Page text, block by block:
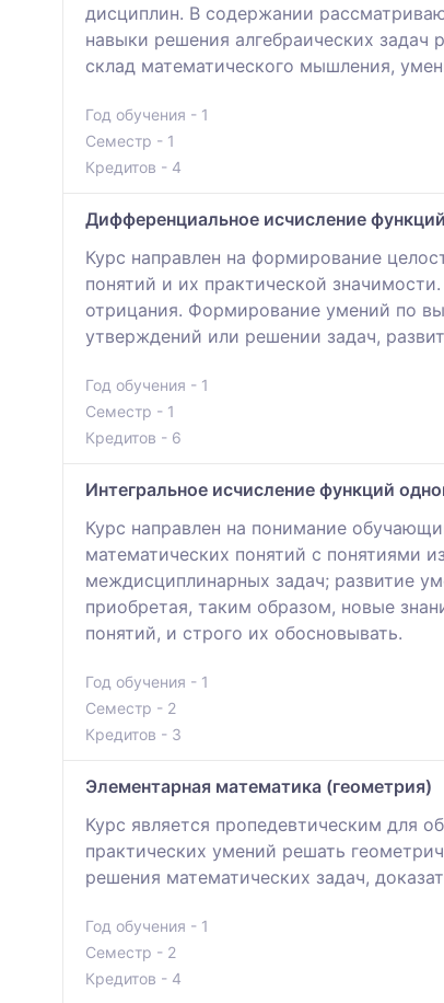
дисциплин. В содержании
навыки решения алгебраических
склад математического мышления,
Год обучения - 1
Семестр - 1
Кредитов - 4
Дифференциальное исчисление
Курс направлен на формирование
понятий и их практической
отрицания. Формирование умений по
утверждений или решении задач,
Год обучения - 1
Семестр - 1
Кредитов - 6
Интегральное исчисление функций
Курс направлен на понимание
математических понятий с понятиями
междисциплинарных задач; развитие
приобретая, таким образом, новые
понятий, и строго их обосновывать.
Год обучения - 1
Семестр - 2
Кредитов - 3
Элементарная математика (геометрия)
Курс является пропедевтическим для
практических умений решать
решения математических задач,
Год обучения - 1
Семестр - 2
Кредитов - 4